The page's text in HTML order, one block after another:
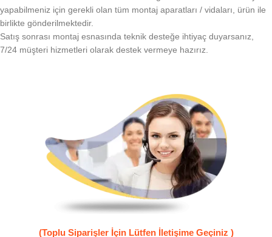
yapabilmeniz için gerekli olan tüm montaj aparatları / vidaları, ürün ile
birlikte gönderilmektedir.
Satış sonrası montaj esnasında teknik desteğe ihtiyaç duyarsanız,
7/24 müşteri hizmetleri olarak destek vermeye hazırız.
(Toplu Siparişler İçin Lütfen İletişime Geçiniz )